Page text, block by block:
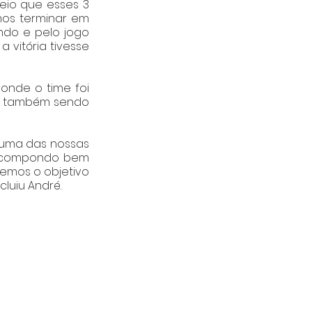
que esses 3
terminar em
e pelo jogo
vitória tivesse
o time foi
sendo
das nossas
bem
o objetivo
André.